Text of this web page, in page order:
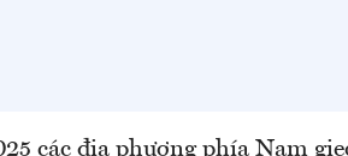
các địa phương phía Nam